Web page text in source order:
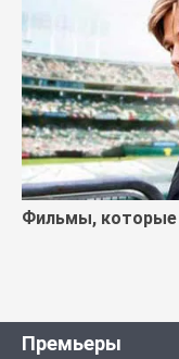
Фильмы, которые
Премьеры